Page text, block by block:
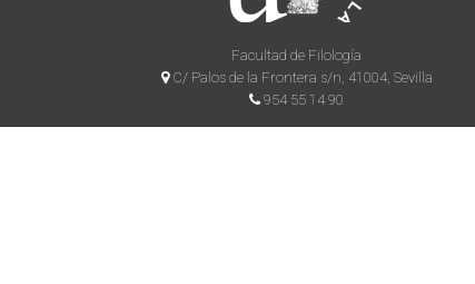
Facultad de Filología
C/ Palos de la Frontera s/n, 41004, Sevilla
954 55 14 90